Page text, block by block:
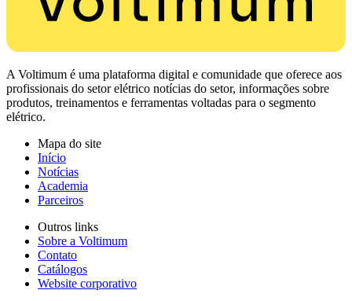
A Voltimum é uma plataforma digital e comunidade que oferece aos
profissionais do setor elétrico notícias do setor, informações sobre
produtos, treinamentos e ferramentas voltadas para o segmento
elétrico.
Mapa do site
Início
Notícias
Academia
Parceiros
Outros links
Sobre a Voltimum
Contato
Catálogos
Website corporativo